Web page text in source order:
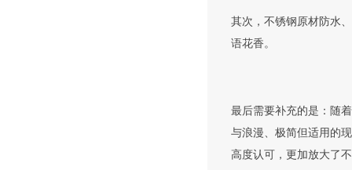
其次，不锈钢原材防水
语花香。
最后需要补充的是：随
与浪漫、极简但适用的
高度认可，更加放大了